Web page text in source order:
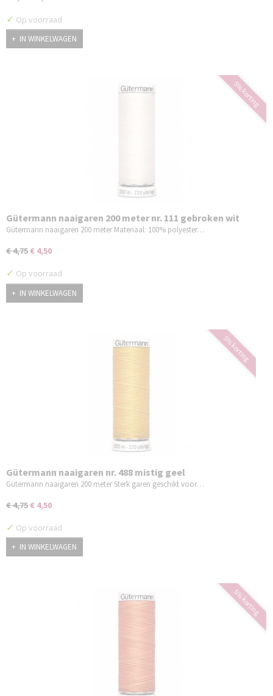
✓ Op voorraad
IN WINKELWAGEN
5% korting
Gütermann naaigaren 200 meter nr. 111 gebroken wit
Gütermann naaigaren 200 meter Materiaal: 100% polyester…
€ 4,75€ 4,50
✓ Op voorraad
IN WINKELWAGEN
5% korting
Gütermann naaigaren nr. 488 mistig geel
Gütermann naaigaren 200 meter Sterk garen geschikt voor…
€ 4,75€ 4,50
✓ Op voorraad
IN WINKELWAGEN
5% korting